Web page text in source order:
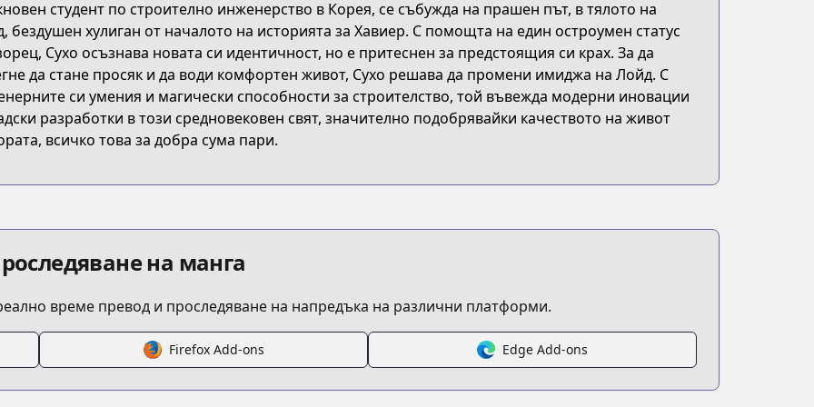
greatest-estate-developer
greatest-estate-designer
greatest-estate-developer/list?title_no=3596
студент по строително инженерство в Корея, се събужда на прашен път, в тялото на
бездушен хулиган от началото на историята за Хавиер. С помощта на един остроумен статус
Сухо осъзнава новата си идентичност, но е притеснен за предстоящия си крах. За да
да стане просяк и да води комфортен живот, Сухо решава да промени имиджа на Лойд. С
си умения и магически способности за строителство, той въвежда модерни иновации
разработки в този средновековен свят, значително подобрявайки качеството на живот
всичко това за добра сума пари.
на манга
време превод и проследяване на напредъка на различни платформи.
Firefox Add-ons Edge Add-ons